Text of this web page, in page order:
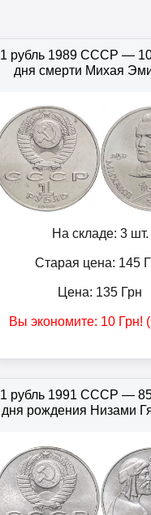
1 рубль 1989 СССР —
дня смерти Михая
На складе: 3 шт.
Старая цена: 145
Цена: 135 Грн
Вы экономите: 10 Грн!
1 рубль 1991 СССР —
дня рождения Низами